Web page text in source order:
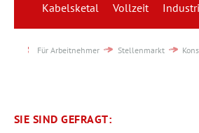
Kabelsketal Vollzeit
Für Arbeitnehmer Stellenmarkt
SIE SIND GEFRAGT:
Kontakt